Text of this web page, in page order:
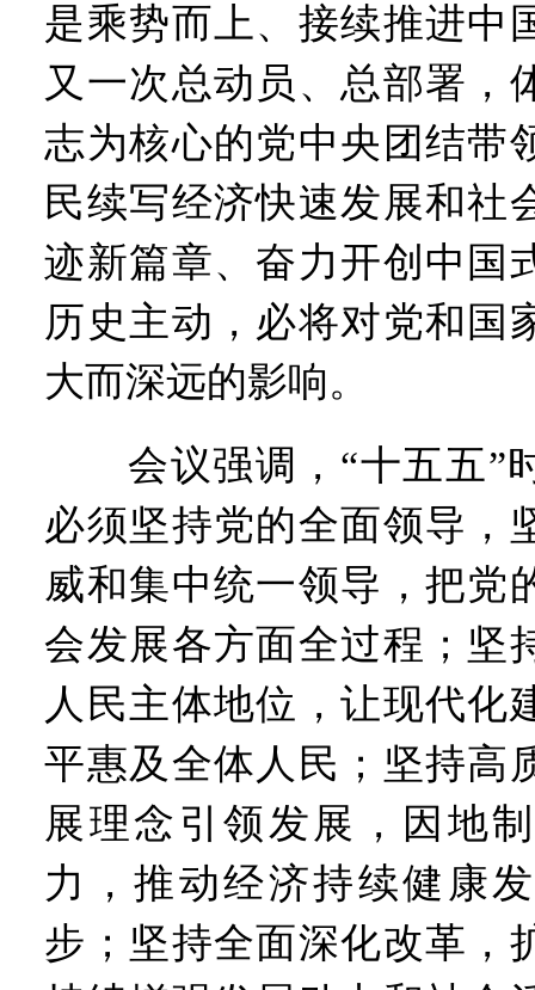
是乘势而上、接续推进中
又一次总动员、总部署，
志为核心的党中央团结带
民续写经济快速发展和社
迹新篇章、奋力开创中国
历史主动，必将对党和国
大而深远的影响。
会议强调，“十五五”
必须坚持党的全面领导，
威和集中统一领导，把党
会发展各方面全过程；坚
人民主体地位，让现代化
平惠及全体人民；坚持高
展理念引领发展，因地
力，推动经济持续健康
步；坚持全面深化改革，